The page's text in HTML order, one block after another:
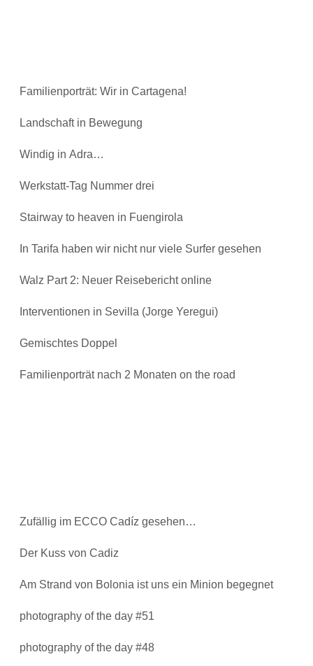
Familienporträt: Wir in Cartagena!
Landschaft in Bewegung
Windig in Adra…
Werkstatt-Tag Nummer drei
Stairway to heaven in Fuengirola
In Tarifa haben wir nicht nur viele Surfer gesehen
Walz Part 2: Neuer Reisebericht online
Interventionen in Sevilla (Jorge Yeregui)
Gemischtes Doppel
Familienporträt nach 2 Monaten on the road
Zufällig im ECCO Cadíz gesehen…
Der Kuss von Cadiz
Am Strand von Bolonia ist uns ein Minion begegnet
photography of the day #51
photography of the day #48